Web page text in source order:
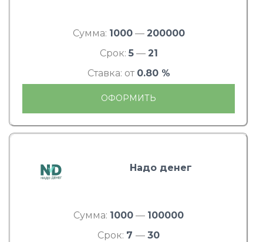
Сумма: 1000— 200000
Срок: 5— 21
Ставка: от 0.80 %
ОФОРМИТЬ
Надо денег
Сумма: 1000 — 100000
Срок: 7 — 30